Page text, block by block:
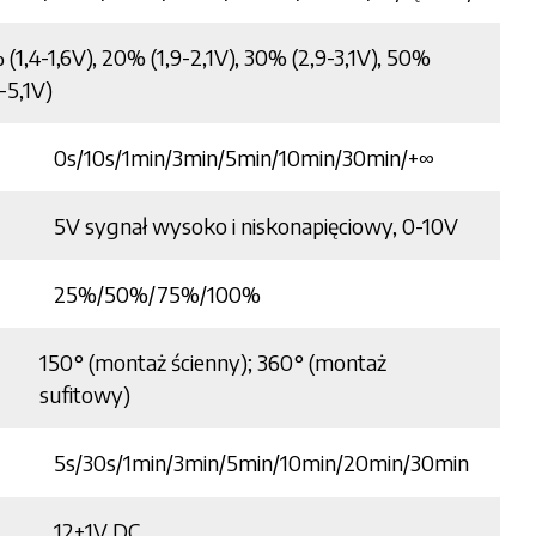
(1,4-1,6V), 20% (1,9-2,1V), 30% (2,9-3,1V), 50%
0s/10s/1min/3min/5min/10min/30min/+∞
5V sygnał wysoko i niskonapięciowy, 0-10V
25%/50%/75%/100%
150° (montaż ścienny); 360° (montaż
sufitowy)
5s/30s/1min/3min/5min/10min/20min/30min